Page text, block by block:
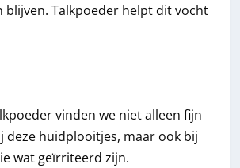
blijven. Talkpoeder helpt dit vocht
vinden we niet alleen fijn
deze huidplooitjes, maar ook bij
wat geïrriteerd zijn.